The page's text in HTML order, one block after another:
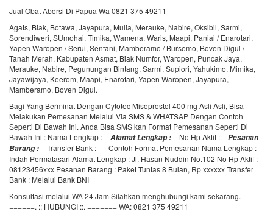
Jual Obat Aborsi Di Papua Wa 0821 375 49211
Agats, Biak, Botawa, Jayapura, Mulia, Merauke, Nabire, Oksibil, Sarmi,
Sorendiweri, SUmohai, Timika, Wamena, Waris, Maapi, Paniai / Enarotari,
Yapen Waropen / Serui, Sentani, Mamberamo / Bursemo, Boven Digul /
Tanah Merah, Kabupaten Asmat, Biak Numfor, Waropen, Puncak Jaya,
Merauke, Nabire, Pegunungan Bintang, Sarmi, Supiori, Yahukimo, Mimika,
Jayawijaya, Keerom, Maapi, Enarotari, Yapen Waropen, Jayapura,
Mamberamo, Boven Digul.
Bagi Yang Berminat Dengan Cytotec Misoprostol 400 mg Asli Asli, Bisa
Melakukan Pemesanan Melalui Via SMS & WHATSAP Dengan Contoh
Seperti Di Bawah Ini. Anda Bisa SMS kan Format Pemesanan Seperti Di
Bawah Ini : Nama Lengkap :
Alamat Lengkap : No Hp Aktif :
Pesanan
Barang :
Transfer Bank :
Contoh Format Pemesanan Nama Lengkap :
Indah Permatasari Alamat Lengkap : Jl. Hasan Nuddin No.102 No Hp Aktif :
08123456xxx Pesanan Barang : Paket Tuntas 8 Bulan, Rp xxxxxx Transfer
Bank : Melalui Bank BNI
Konsultasi melalui WA 24 Jam Silahkan menghubungi kami sekarang.
======. :: HUBUNGI ::. ======= WA: 0821 375 49211